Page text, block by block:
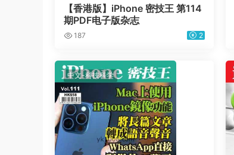
【香港版】iPhone 密技王 第114
期PDF电子版杂志
187 2
中文-科技科学